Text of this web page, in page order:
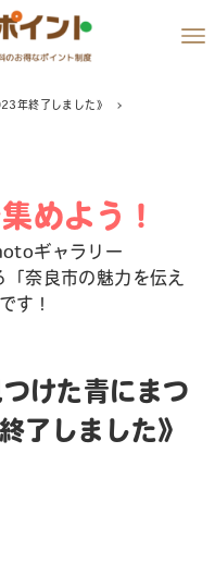
年終了しました》
めよう！
ギャラリー
奈良市の魅力を伝え
す！
けた青にまつ
了しました》